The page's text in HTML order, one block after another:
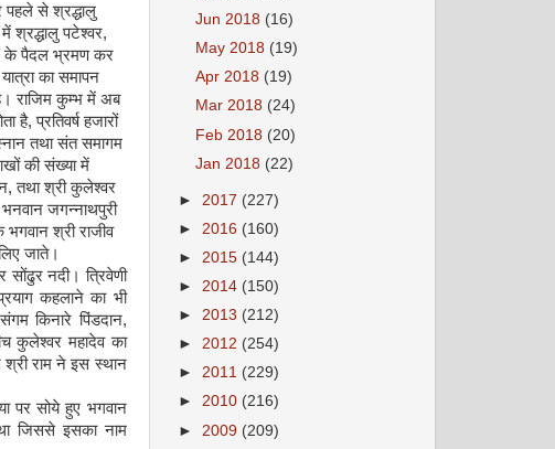
से श्रद्धालु
श्रद्धालु पटेश्वर,
के पैदल भ्रमण कर
का समापन
राजिम कुम्भ में अब
है,प्रतिवर्ष हजारों
तथा संत समागम
की संख्या में
,तथा श्री कुलेश्वर
जगन्नाथपुरी
भगवान श्री राजीव
जाते।
सोंढुर नदी। त्रिवेणी
कहलाने का भी
किनारे पिंडदान,
कुलेश्वर महादेव का
राम ने इस स्थान
पर सोये हुए भगवान
जिससे इसका नाम
Jun 2018 (16)
May 2018 (19)
Apr 2018 (19)
Mar 2018 (24)
Feb 2018 (20)
Jan 2018 (22)
► 2017 (227)
► 2016 (160)
► 2015 (144)
► 2014 (150)
► 2013 (212)
► 2012 (254)
► 2011 (229)
► 2010 (216)
► 2009 (209)